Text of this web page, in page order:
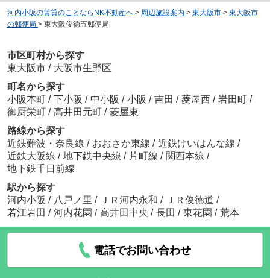
河内小阪の賃貸のことならNK不動産へ > 周辺施設案内 > 東大阪市 > 東大阪市
の郵便局 > 東大阪俊徳五郵便局
市区町村から探す
東大阪市 / 大阪市生野区
町名から探す
小阪本町 / 下小阪 / 中小阪 / 小阪 / 吉田 / 菱屋西 / 岩田町 /
御厨栄町 / 高井田元町 / 菱屋東
路線から探す
近鉄難波・奈良線 / おおさか東線 / 近鉄けいはんな線 /
近鉄大阪線 / 地下鉄中央線 / 片町線 / 関西本線 /
地下鉄千日前線
駅から探す
河内小阪 / 八戸ノ里 / ＪＲ河内永和 / ＪＲ俊徳道 /
若江岩田 / 河内花園 / 高井田中央 / 長田 / 東花園 / 荒本
電話でお問い合わせ